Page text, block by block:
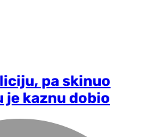
pa skinuo
je kaznu dobio